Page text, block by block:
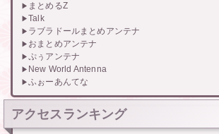
まとめるZ
Talk
ラブラドールまとめアンテナ
おまとめアンテナ
ぷぅアンテナ
New World Antenna
ふぉーあんてな
アクセスランキング